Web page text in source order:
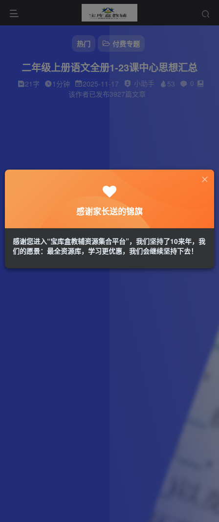
热门 付费专题
二年级上册语文全册1-23课中心思想汇总
21字 1分钟 2025-11-17 小助手 53
0
该作者已发布3927篇文章
感谢家长送的锦旗
感谢您进入“宝库盒教辅资源集合平台”，我们坚持了10来年，我
们的愿景：最全资源库，学习更优惠，我们会继续坚持下去！